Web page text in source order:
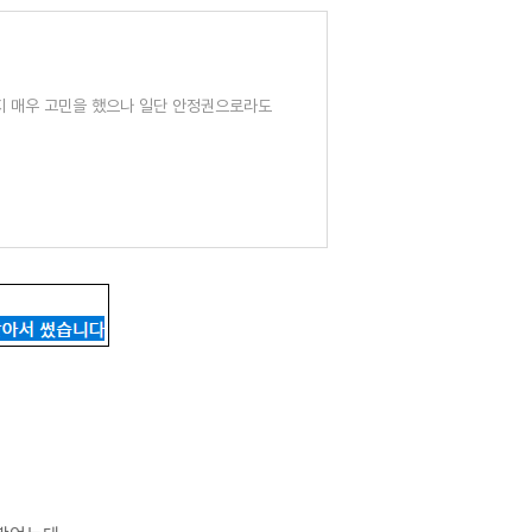
우 고민을 했으나 일단 안정권으로라도